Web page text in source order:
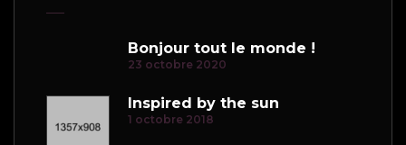
Bonjour tout le monde !
23 octobre 2020
Inspired by the sun
1 octobre 2018